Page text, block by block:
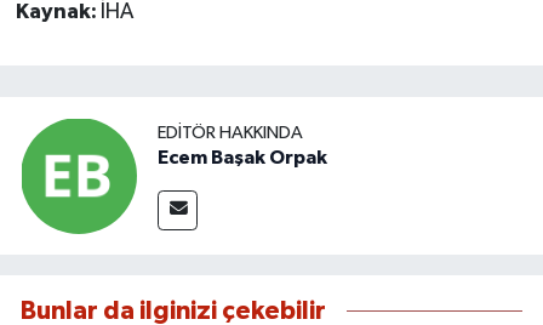
Kaynak: İHA
EDITÖR HAKKINDA
Ecem Başak Orpak
Bunlar da ilginizi çekebilir